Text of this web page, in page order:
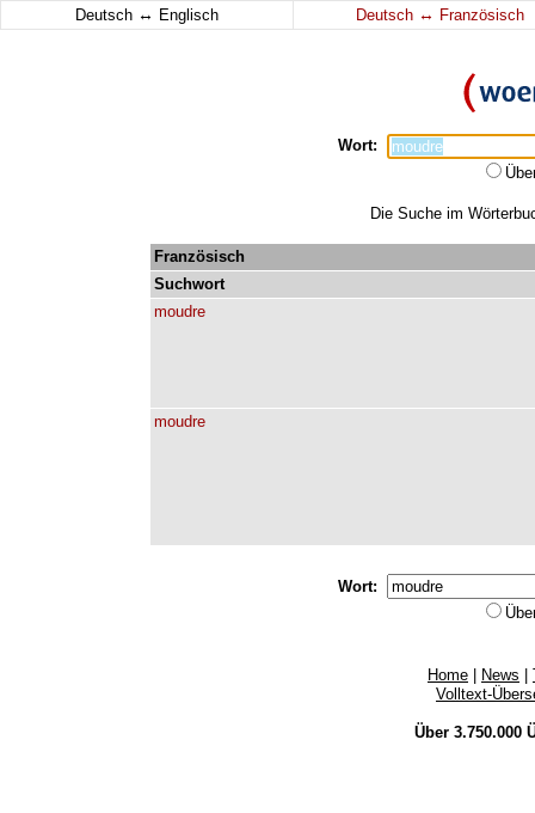
Deutsch ↔ Englisch Deutsch ↔ Französisch
Wort:
Die Suche im
Französisch
Suchwort
moudre
moudre
Wort:
Home News
Volltext-
Über 3.750.000